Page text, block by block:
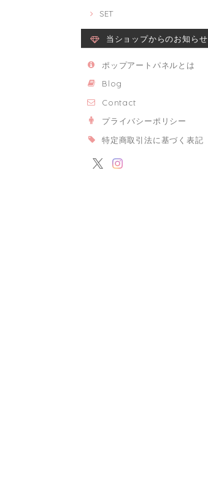
SET
当ショップからのお知らせ
ポップアートパネルとは
Blog
Contact
プライバシーポリシー
特定商取引法に基づく表記